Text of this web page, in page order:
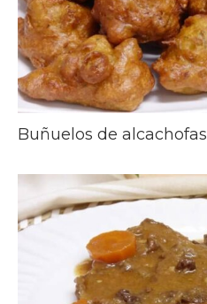
Buñuelos de alcachofas